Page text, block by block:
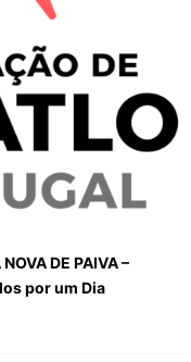
DE PAIVA –
por um Dia